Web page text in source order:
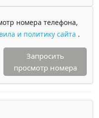
номера телефона,
и политику сайта .
Запросить
просмотр номера